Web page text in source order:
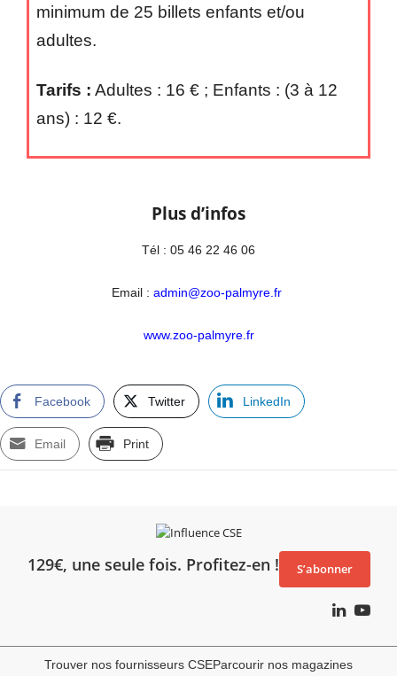
minimum de 25 billets enfants et/ou
adultes.
Tarifs : Adultes : 16 € ; Enfants : (3 à 12
ans) : 12 €.
Plus d’infos
Tél : 05 46 22 46 06
Email : admin@zoo-palmyre.fr
www.zoo-palmyre.fr
Facebook Twitter LinkedIn
Email Print
129€, une seule fois. Profitez-en ! S’abonner
Trouver nos fournisseurs CSEParcourir nos magazines